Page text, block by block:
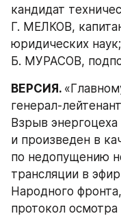
кандидат
Г. МЕЛКОВ,
юридических наук;
Б. МУРАСОВ,
ВЕРСИЯ.
генерал-
Взрыв
и произведен в
по недопущению
трансляции в
Народного
протокол